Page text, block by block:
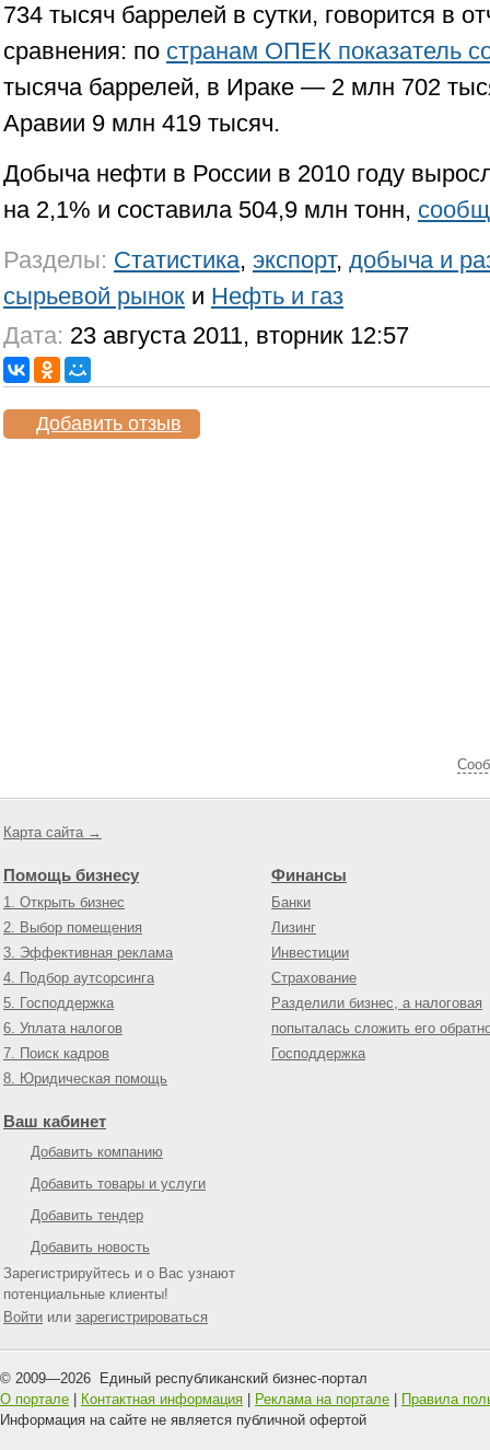
734 тысяч баррелей в сутки, говорится в
сравнения: по странам ОПЕК показатель
тысяча баррелей, в Ираке — 2 млн 702
Аравии 9 млн 419 тысяч.
Добыча нефти в России в 2010 году
на 2,1% и составила 504,9 млн тонн,
Разделы: Статистика, экспорт, добыча и
сырьевой рынок и Нефть и газ
Дата: 23 августа 2011, вторник 12:57
Добавить отзыв
Карта сайта →
Помощь бизнесу
1. Открыть бизнес
2. Выбор помещения
3. Эффективная реклама
4. Подбор аутсорсинга
5. Господдержка
6. Уплата налогов
7. Поиск кадров
8. Юридическая помощь
Финансы
Банки
Лизинг
Инвестиции
Страхование
Разделили бизнес, а налоговая
попыталась сложить его
Господдержка
Ваш кабинет
Добавить компанию
Добавить товары и услуги
Добавить тендер
Добавить новость
Зарегистрируйтесь и о Вас узнают
потенциальные клиенты!
Войти или зарегистрироваться
© 2009—2026 Единый республиканский бизнес-портал
О портале
Контактная информация Реклама на портале
Правила
Информация на сайте не является публичной офертой